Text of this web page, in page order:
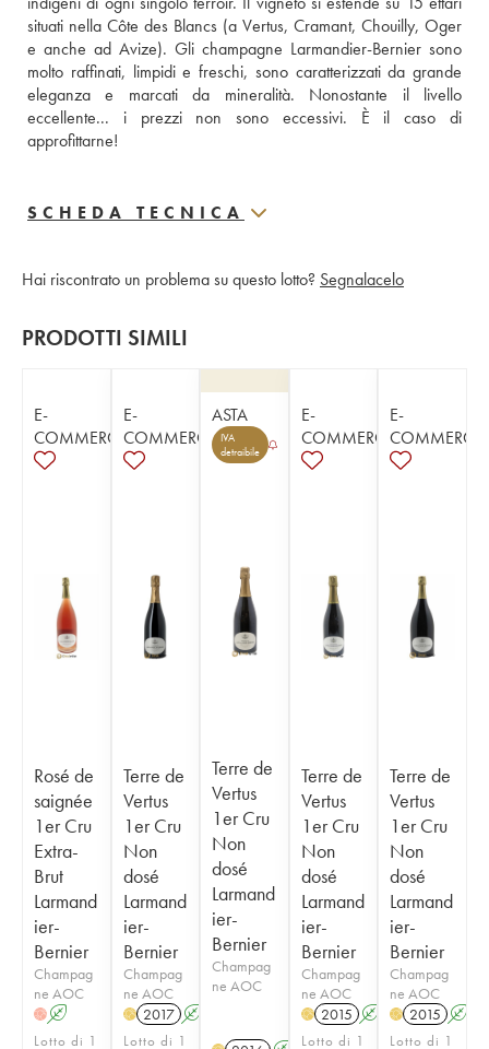
situati nella Côte des Blancs (a Vertus, Cramant, Chouilly, Oger
e anche ad Avize). Gli champagne Larmandier-Bernier sono
molto raffinati, limpidi e freschi, sono caratterizzati da grande
eleganza e marcati da mineralità. Nonostante il livello
eccellente... i prezzi non sono eccessivi. È il caso di
approfittarne!
SCHEDA TECNICA
Hai riscontrato un problema su questo lotto? Segnalacelo
PRODOTTI SIMILI
E-
COMMERCE
Rosé de
saignée
1er Cru
Extra-
Brut
Larmand
ier-
Bernier
Champag
ne AOC
H A
Lotto di 1
E-
COMMERCE
Terre de
Vertus
1er Cru
Non
dosé
Larmand
ier-
Bernier
Champag
ne AOC
H 2017 A
Lotto di 1
ASTA
IVA
detraibile
Terre de
Vertus
1er Cru
Non
dosé
Larmand
ier-
Bernier
Champag
ne AOC
E-
COMMERCE
Terre de
Vertus
1er Cru
Non
dosé
Larmand
ier-
Bernier
Champag
ne AOC
H 2015 A
Lotto di 1
E-
COMMERCE
Terre de
Vertus
1er Cru
Non
dosé
Larmand
ier-
Bernier
Champag
ne AOC
H 2015 A
Lotto di 1